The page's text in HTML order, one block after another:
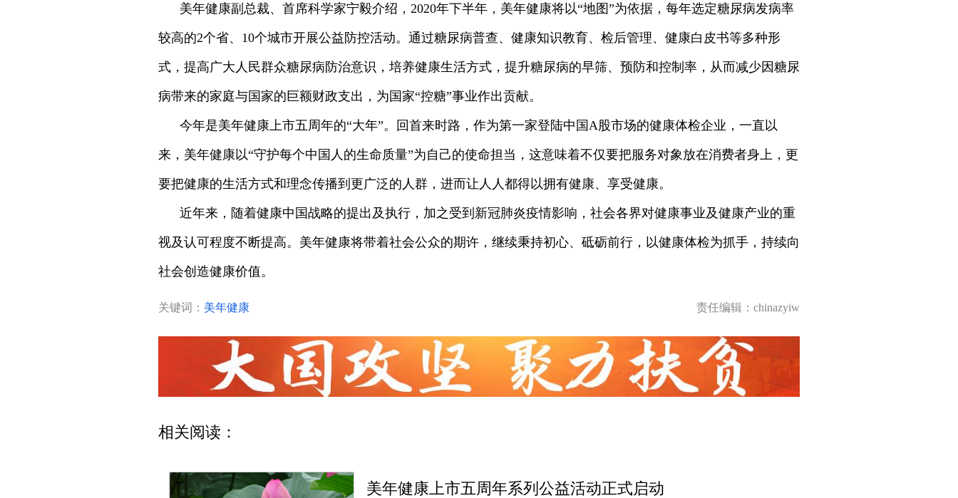
美年健康副总裁、首席科学家宁毅介绍，2020年下半年，美年健康将以“地图”为依据，每年选定糖尿病发病率
较高的2个省、10个城市开展公益防控活动。通过糖尿病普查、健康知识教育、检后管理、健康白皮书等多种形
式，提高广大人民群众糖尿病防治意识，培养健康生活方式，提升糖尿病的早筛、预防和控制率，从而减少因糖尿
病带来的家庭与国家的巨额财政支出，为国家“控糖”事业作出贡献。
今年是美年健康上市五周年的“大年”。回首来时路，作为第一家登陆中国A股市场的健康体检企业，一直以
来，美年健康以“守护每个中国人的生命质量”为自己的使命担当，这意味着不仅要把服务对象放在消费者身上，更
要把健康的生活方式和理念传播到更广泛的人群，进而让人人都得以拥有健康、享受健康。
近年来，随着健康中国战略的提出及执行，加之受到新冠肺炎疫情影响，社会各界对健康事业及健康产业的重
视及认可程度不断提高。美年健康将带着社会公众的期许，继续秉持初心、砥砺前行，以健康体检为抓手，持续向
社会创造健康价值。
关键词： 美年健康 责任编辑：chinazyiw
相关阅读：
美年健康上市五周年系列公益活动正式启动